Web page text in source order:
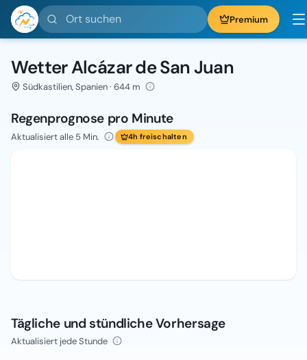
Ort suchen Premium
Wetter Alcázar de San Juan
Südkastilien, Spanien · 644 m
Regenprognose pro Minute
Aktualisiert alle 5 Min. 4h freischalten
Tägliche und stündliche Vorhersage
Aktualisiert jede Stunde